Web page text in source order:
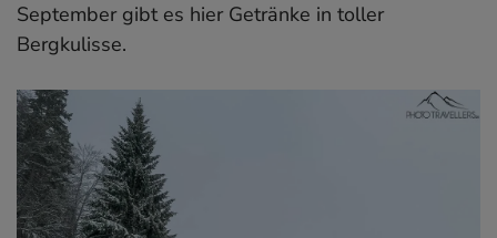
September gibt es hier Getränke in toller
Bergkulisse.